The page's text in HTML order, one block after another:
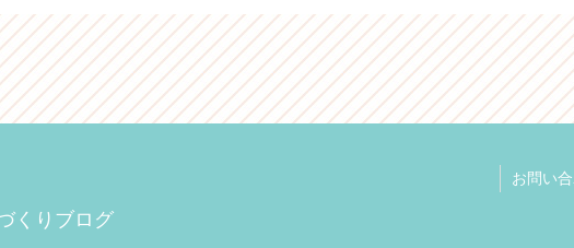
くりブログ
お問い